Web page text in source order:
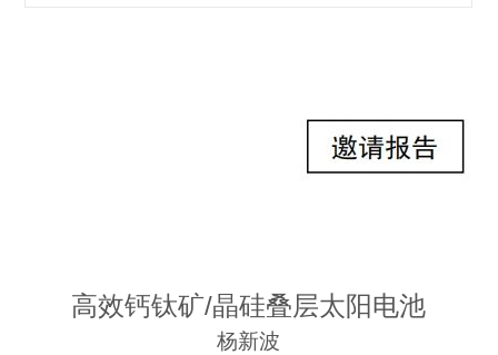
高效钙钛矿/晶硅叠层太阳电池
杨新波